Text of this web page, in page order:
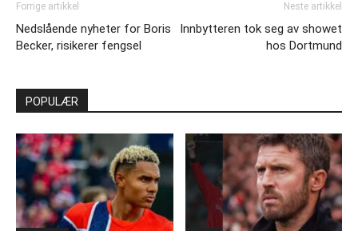
Forrige artikkel
Nedslående nyheter for Boris
Becker, risikerer fengsel
Neste artikkel
Innbytteren tok seg av showet
hos Dortmund
POPULÆR